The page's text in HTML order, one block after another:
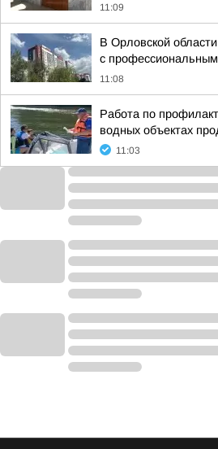
11:09
В Орловской
с
11:08
Работа по
водных объектах
11:03